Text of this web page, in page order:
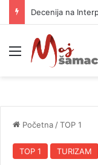
Meni
Početna /TOP 1
TOP 1 TURIZAM